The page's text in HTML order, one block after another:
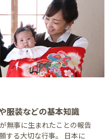
服装などの基本知識
無事に生まれたことの報告
する大切な行事。 日本に